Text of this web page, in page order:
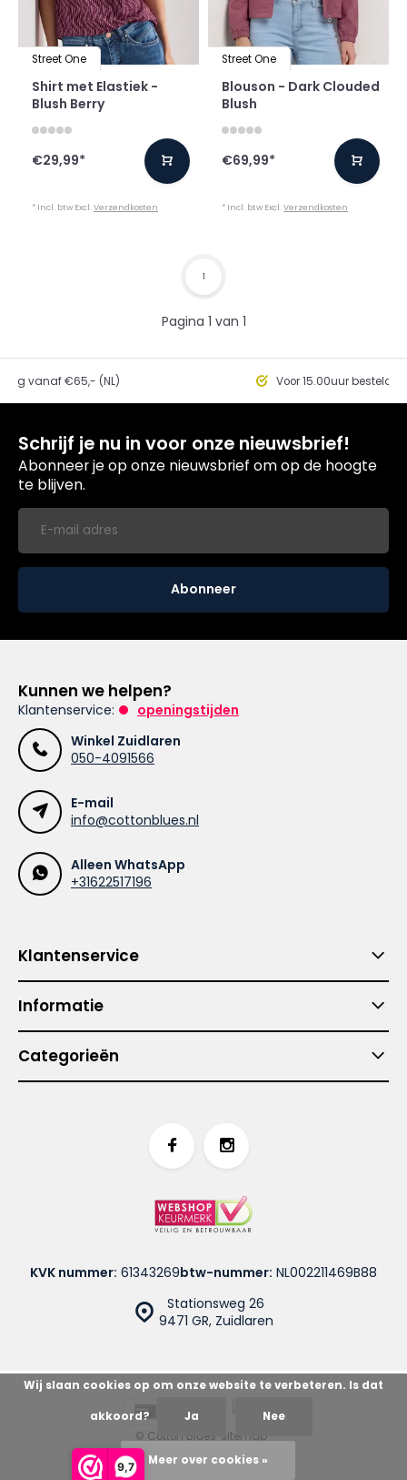
9,7
Street One
Shirt met Elastiek -
Blush Berry
€29,99*
* Incl. btw Excl. Verzendkosten
Street One
Blouson - Dark Clouded
Blush
€69,99*
* Incl. btw Excl. Verzendkosten
Pagina 1 van 1
1
vanaf €65,- (NL) Voor 15.00uur besteld,
Schrijf je nu in voor onze nieuwsbrief!
Abonneer je op onze nieuwsbrief om op de hoogte
te blijven.
Abonneer
Kunnen we helpen?
Klantenservice:
openingstijden
Winkel Zuidlaren
050-4091566
E-mail
info@cottonblues.nl
Alleen WhatsApp
+31622517196
Klantenservice
Informatie
Categorieën
Stationsweg 26
9471 GR, Zuidlaren
KVK nummer: 61343269btw-nummer: NL002211469B88
© Cotton Blues Sitemap
Wij slaan cookies op om onze website te verbeteren. Is dat
akkoord? Ja Nee
Meer over cookies »